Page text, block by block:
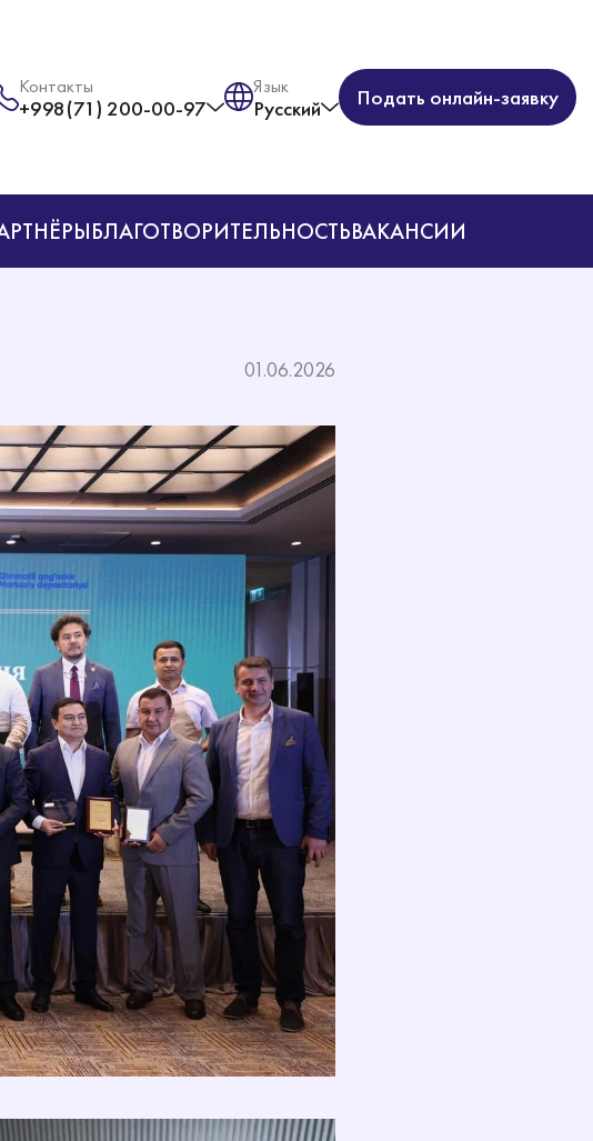
Контакты
+998(71) 200-00-97
Язык
Русский Подать онлайн-заявку
БЛАГОТВОРИТЕЛЬНОСТЬВАКАНСИИ
01.06.2026